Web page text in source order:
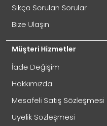
Sıkça Sorulan Sorular
Bize Ulaşın
Müşteri Hizmetler
İade Değişim
Hakkımızda
Mesafeli Satış Sözleşmesi
Üyelik Sözleşmesi